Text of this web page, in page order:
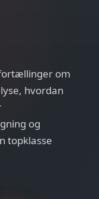
om
hvordan
og
topklasse